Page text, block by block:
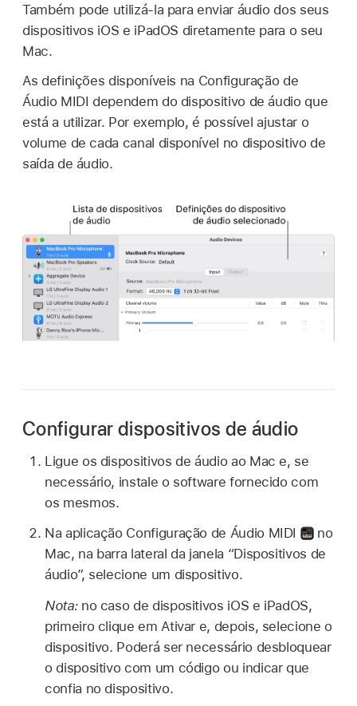
Também pode utilizá-la para enviar áudio dos seus
dispositivos iOS e iPadOS diretamente para o seu
Mac.
As definições disponíveis na Configuração de
Áudio MIDI dependem do dispositivo de áudio que
está a utilizar. Por exemplo, é possível ajustar o
volume de cada canal disponível no dispositivo de
saída de áudio.
Configurar dispositivos de áudio
Ligue os dispositivos de áudio ao Mac e, se
necessário, instale o software fornecido com
os mesmos.
Na aplicação Configuração de Áudio MIDI
no
Mac, na barra lateral da janela “Dispositivos de
áudio”, selecione um dispositivo.
Nota: no caso de dispositivos iOS e iPadOS,
primeiro clique em Ativar e, depois, selecione o
dispositivo. Poderá ser necessário desbloquear
o dispositivo com um código ou indicar que
confia no dispositivo.